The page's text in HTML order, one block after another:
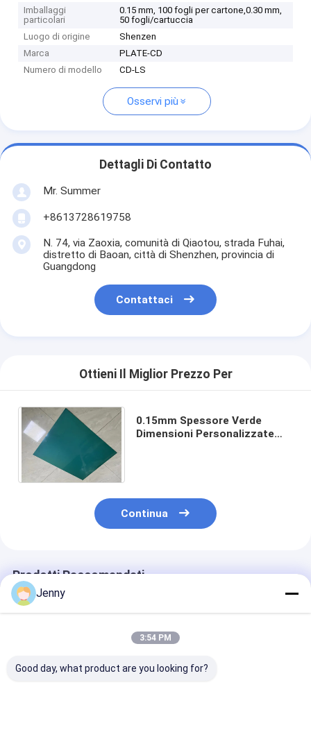
Imballaggi
particolari
0.15 mm, 100 fogli per cartone,0.30 mm,
50 fogli/cartuccia
Luogo di origine
Shenzen
Marca
PLATE-CD
Numero di modello
CD-LS
Osservi più
Dettagli Di Contatto
Mr. Summer
+8613728619758
N. 74, via Zaoxia, comunità di Qiaotou, strada Fuhai,
distretto di Baoan, città di Shenzhen, provincia di
Guangdong
Contattaci
Ottieni Il Miglior Prezzo Per
0.15mm Spessore Verde
Dimensioni Personalizzate
Continua
Prodotti Raccomandati
Jenny
3:54 PM
Good day, what product are you looking for?